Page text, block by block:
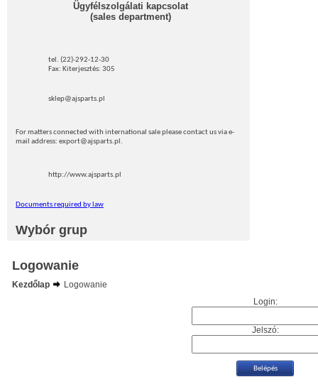
Ügyfélszolgálati kapcsolat
(sales department)
tel. (22)-292-12-30
Fax: Kiterjesztés: 305
sklep@ajsparts.pl
For matters connected with international sale please contact us via e-
mail address: export@ajsparts.pl.
http://www.ajsparts.pl
Documents required by law
Wybór grup
Logowanie
Kezdőlap
Logowanie
Login:
Jelszó: